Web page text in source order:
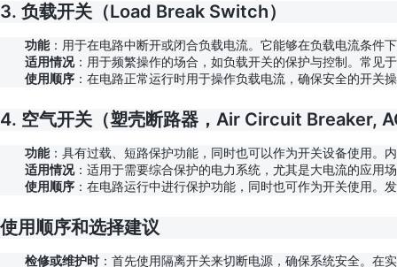
3. 负载开关（Load Break Switch）
功能：用于在电路中断开或闭合负载电流。它能够在负载电流条件
适用情况：用于频繁操作的场合，如负载开关的保护与控制。常见
使用顺序 ：在电路正常运行时用于操作负载电流，确保安全的开关
4. 空气开关（塑壳断路器，Air Circuit Breaker,
功能：具有过载、短路保护功能，同时也可以作为开关设备使用。
适用情况：适用于需要综合保护的电力系统，尤其是大电流的应用
使用顺序 ：在电路运行中进行保护功能，同时也可作为开关使用。
使用顺序和选择建议
检修或维护时 ：首先使用隔离开关来切断电源，确保系统安全。在